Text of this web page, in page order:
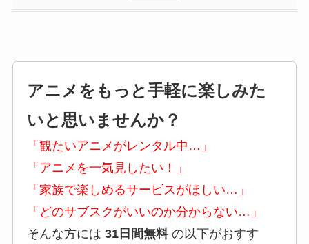
アニメをもっと手軽に楽しみた
いと思いませんか？
「観たいアニメがレンタル中…」
「アニメを一気見したい！」
「家族で楽しめるサービスがほしい…」
「どのサブスクがいいのか分からない…」
そんな方には 31日間無料の以下がおすす